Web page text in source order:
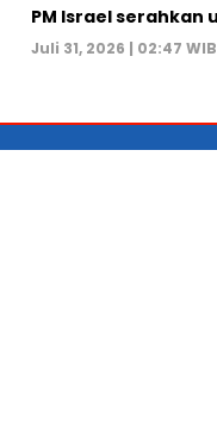
PM Israel serahkan
Juli 31, 2026 | 02:47 WIB